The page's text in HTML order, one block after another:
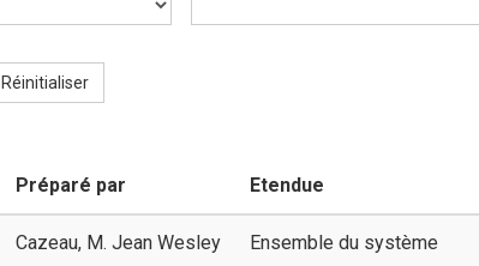
Réinitialiser
Préparé par Etendue
Cazeau, M. Jean Wesley Ensemble du système